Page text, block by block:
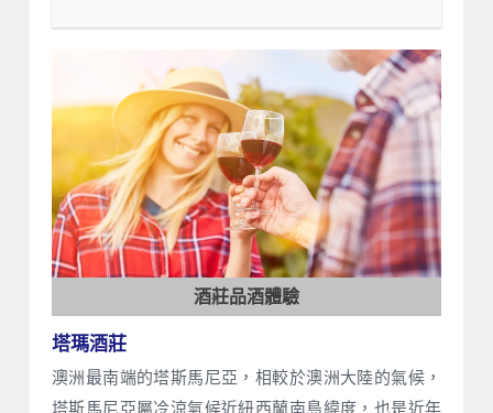
酒莊品酒體驗
塔瑪酒莊
澳洲最南端的塔斯馬尼亞，相較於澳洲大陸的氣候，
塔斯馬尼亞屬冷涼氣候近紐西蘭南島緯度，也是近年